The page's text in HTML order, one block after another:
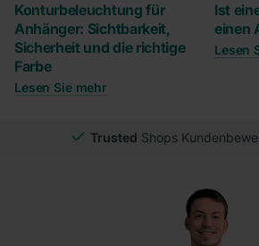
Konturbeleuchtung für
Anhänger: Sichtbarkeit,
Sicherheit und die richtige
Farbe
Lesen Sie mehr
Ist
einen
Lesen
Trusted Shops